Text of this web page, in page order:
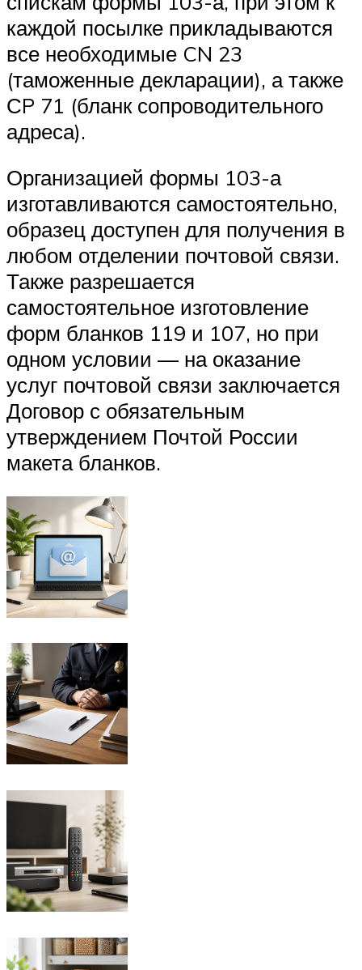
каждой посылке прикладываются
все необходимые CN 23
(таможенные декларации), а также
СP 71 (бланк сопроводительного
адреса).
Организацией формы 103-а
изготавливаются самостоятельно,
образец доступен для получения в
любом отделении почтовой связи.
Также разрешается
самостоятельное изготовление
форм бланков 119 и 107, но при
одном условии — на оказание
услуг почтовой связи заключается
Договор с обязательным
утверждением Почтой России
макета бланков.